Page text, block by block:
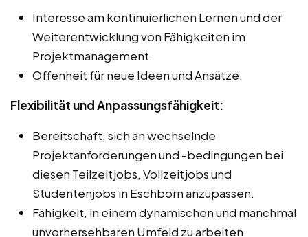
Interesse am kontinuierlichen Lernen und der
Weiterentwicklung von Fähigkeiten im
Projektmanagement.
Offenheit für neue Ideen und Ansätze.
Flexibilität und Anpassungsfähigkeit:
Bereitschaft, sich an wechselnde
Projektanforderungen und -bedingungen bei
diesen Teilzeitjobs, Vollzeitjobs und
Studentenjobs in Eschborn anzupassen.
Fähigkeit, in einem dynamischen und manchmal
unvorhersehbaren Umfeld zu arbeiten.